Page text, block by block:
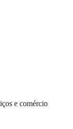
e comércio